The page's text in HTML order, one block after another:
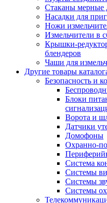
Стаканы мерные
Насадки для
Ножи
Измельчители в
Крышки-
блендеров
Чаши для
Другие товары
Безопасность и
Блоки
Ворота и
Датчики
Домофоны
Охранно-
Система
Системы
Системы
Системы